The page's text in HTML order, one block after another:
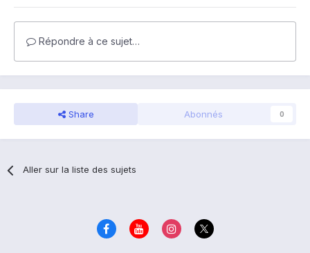
Répondre à ce sujet…
Share Abonnés 0
Aller sur la liste des sujets